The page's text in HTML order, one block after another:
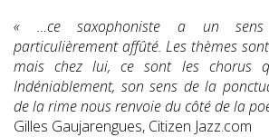
« …ce saxophoniste a un
particulièrement affûté. Les thèmes
mais chez lui, ce sont les chorus
Indéniablement, son sens de la
de la rime nous renvoie du côté de la
Gilles Gaujarengues, Citizen Jazz.com